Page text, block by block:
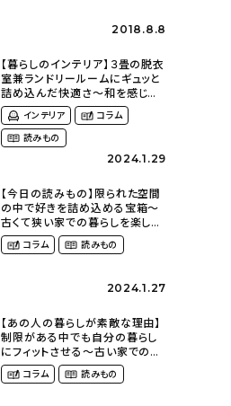
2018.8.8
【暮らしのインテリア】３畳の脱衣
室兼ランドリールームにギュッと
詰め込んだ快適さ〜和を感じる
平屋に暮らす（heco_homeさ
ん） インテリア
コラム
読みもの
2024.1.29
【今日の読みもの】限られた空間
の中で好きを詰め込める宝箱〜
古くて狭い家での暮らしを楽しむ
（2nyan_and_lifestylesさん）
コラム 読みもの
2024.1.27
【あの人の暮らしが素敵な理由】
制限がある中でも自分の暮らし
にフィットさせる〜古い家での暮
らしを楽しむ（idasanchiさん）
コラム 読みもの